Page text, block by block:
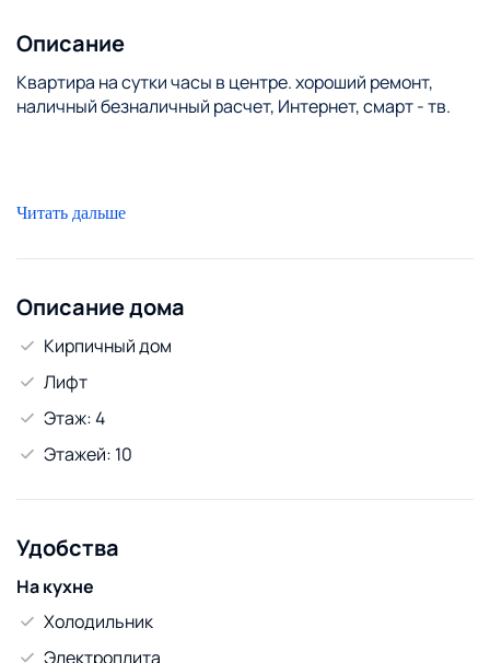
Описание
Квартира на сутки часы в центре. хороший ремонт,
наличный безналичный расчет, Интернет, смарт - тв.
Читать дальше
Описание дома
Кирпичный дом
Лифт
Этаж: 4
Этажей: 10
Удобства
На кухне
Холодильник
Электроплита